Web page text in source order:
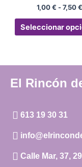
1,00€ -7,50€
Seleccionar
El Rincón
613 19 30 31
Calle Mar, 37,